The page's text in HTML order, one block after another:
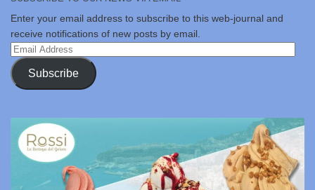
Enter your email address to subscribe to this web-journal and
receive notifications of new posts by email.
Email
Address
Subscribe